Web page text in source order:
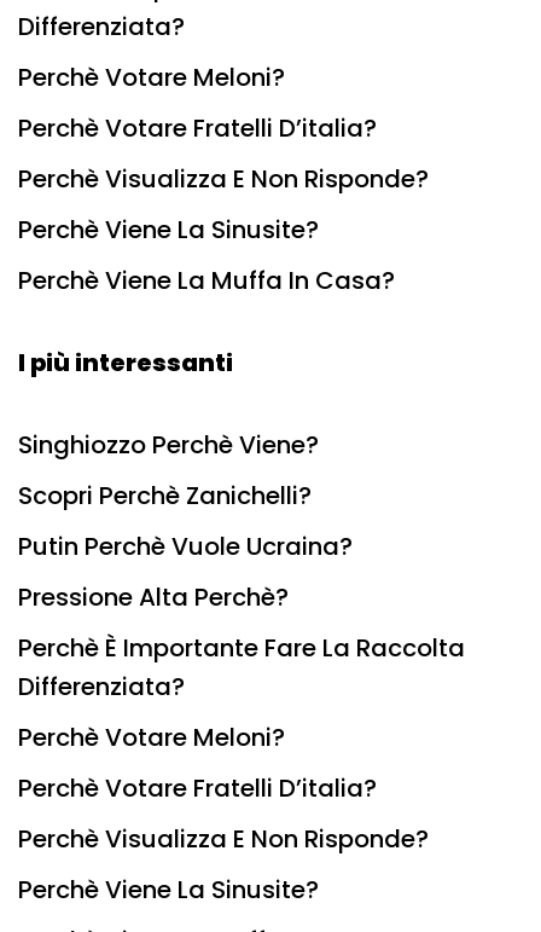
Differenziata?
Perchè Votare Meloni?
Perchè Votare Fratelli D’italia?
Perchè Visualizza E Non Risponde?
Perchè Viene La Sinusite?
Perchè Viene La Muffa In Casa?
I più interessanti
Singhiozzo Perchè Viene?
Scopri Perchè Zanichelli?
Putin Perchè Vuole Ucraina?
Pressione Alta Perchè?
Perchè È Importante Fare La Raccolta
Differenziata?
Perchè Votare Meloni?
Perchè Votare Fratelli D’italia?
Perchè Visualizza E Non Risponde?
Perchè Viene La Sinusite?